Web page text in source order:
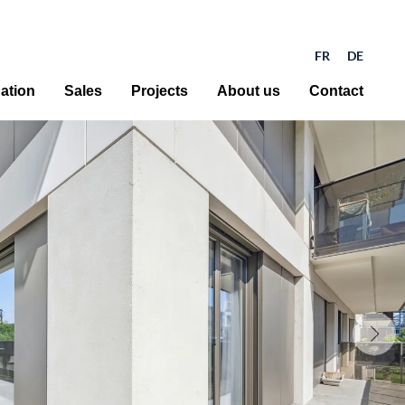
FR DE
Sales Projects About us Contact